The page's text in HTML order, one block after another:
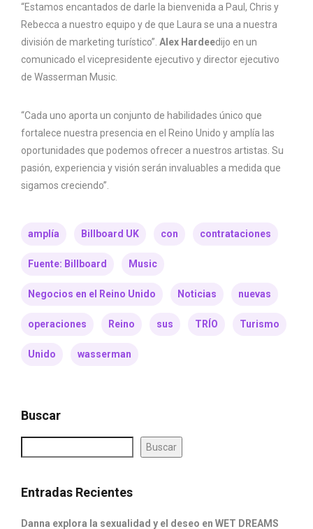
“Estamos encantados de darle la bienvenida a Paul, Chris y
Rebecca a nuestro equipo y de que Laura se una a nuestra
división de marketing turístico”. Alex Hardeedijo en un
comunicado el vicepresidente ejecutivo y director ejecutivo
de Wasserman Music.
“Cada uno aporta un conjunto de habilidades único que
fortalece nuestra presencia en el Reino Unido y amplía las
oportunidades que podemos ofrecer a nuestros artistas. Su
pasión, experiencia y visión serán invaluables a medida que
sigamos creciendo”.
amplía Billboard UK con contrataciones
Fuente: Billboard Music
Negocios en el Reino Unido Noticias nuevas
operaciones Reino sus TRÍO Turismo
Unido wasserman
Buscar
Buscar
Entradas Recientes
Danna explora la sexualidad y el deseo en WET DREAMS